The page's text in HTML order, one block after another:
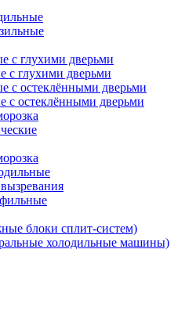
с глухими дверьми
с глухими дверьми
с остеклёнными дверьми
с остеклёнными дверьми
блоки сплит-систем)
холодильные машины)